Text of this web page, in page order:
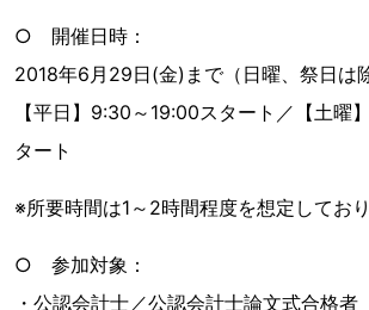
○ 開催日時：
2018年6月29日(金)まで（日曜、祭日は
【平日】9:30～19:00スタート／【土曜
タート
※所要時間は1～2時間程度を想定しており
○ 参加対象：
・公認会計士／公認会計士論文式合格者